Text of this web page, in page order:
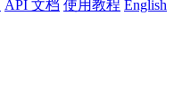
API 文档 使用教程 English